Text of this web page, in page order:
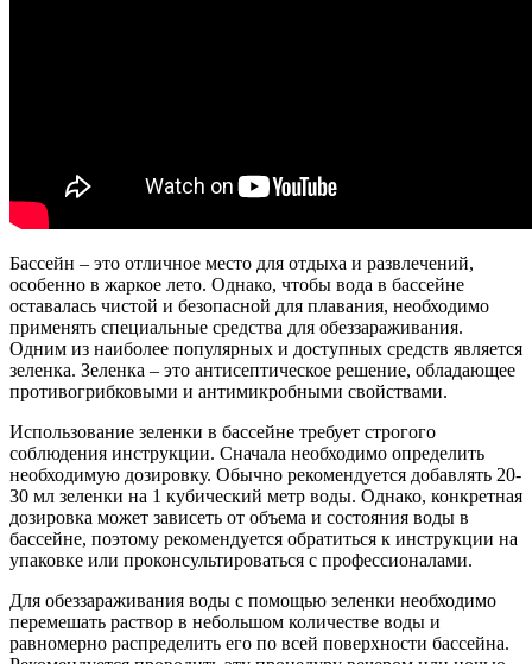
Бассейн – это отличное место для отдыха и развлечений,
особенно в жаркое лето. Однако, чтобы вода в бассейне
оставалась чистой и безопасной для плавания, необходимо
применять специальные средства для обеззараживания.
Одним из наиболее популярных и доступных средств является
зеленка. Зеленка – это антисептическое решение, обладающее
противогрибковыми и антимикробными свойствами.
Использование зеленки в бассейне требует строгого
соблюдения инструкции. Сначала необходимо определить
необходимую дозировку. Обычно рекомендуется добавлять 20-
30 мл зеленки на 1 кубический метр воды. Однако, конкретная
дозировка может зависеть от объема и состояния воды в
бассейне, поэтому рекомендуется обратиться к инструкции на
упаковке или проконсультироваться с профессионалами.
Для обеззараживания воды с помощью зеленки необходимо
перемешать раствор в небольшом количестве воды и
равномерно распределить его по всей поверхности бассейна.